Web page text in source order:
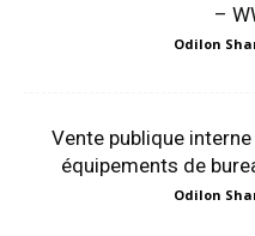
–
Odilon
Vente publique
équipements de
Odilon